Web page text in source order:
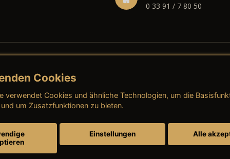
0 33 91 / 7 80 50
→ AGB (Neuwagen)
→
Cookies
verwendet Cookies und ähnliche Technologien, um die
um Zusatzfunktionen zu bieten.
Einstellungen Alle